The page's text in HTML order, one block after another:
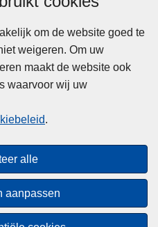
om de website goed te
weigeren. Om uw
maakt de website ook
waarvoor wij uw
.
alle
aanpassen